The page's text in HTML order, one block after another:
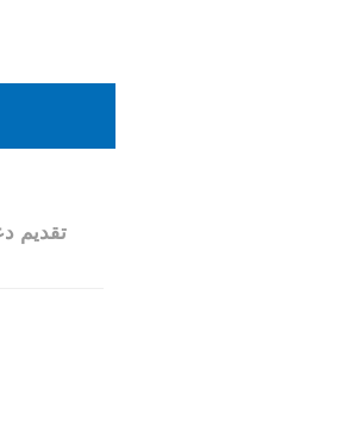
تقديم